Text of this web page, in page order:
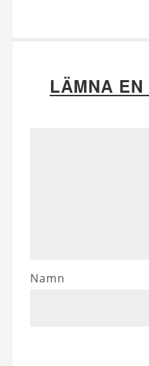
LÄMNA EN
Namn